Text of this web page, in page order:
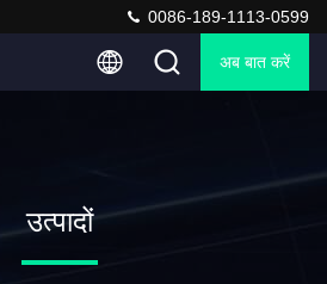
0086-189-1113-0599
अब बात करें
उत्पादों